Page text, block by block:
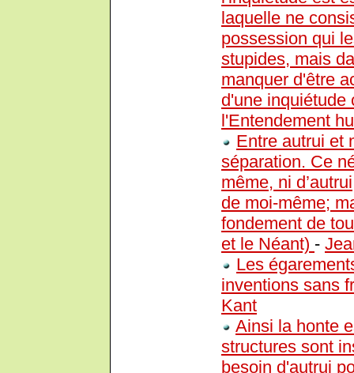
laquelle ne
possession qui
stupides, mais
manquer d'être
d'une inquiétude
l'Entendement
Entre autrui et
séparation. Ce
même, ni
de moi-même;
fondement de
et le Néant) -
Les
inventions sans
Kant
Ainsi la honte
structures sont
besoin d'autrui